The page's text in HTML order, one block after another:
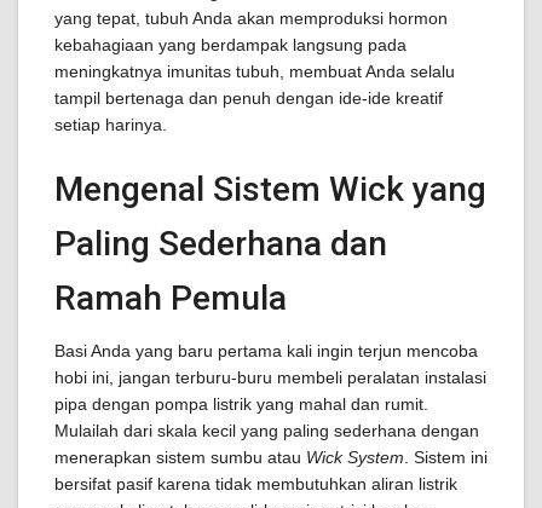
yang tepat, tubuh Anda akan memproduksi hormon
kebahagiaan yang berdampak langsung pada
meningkatnya imunitas tubuh, membuat Anda selalu
tampil bertenaga dan penuh dengan ide-ide kreatif
setiap harinya.
Mengenal Sistem Wick yang
Paling Sederhana dan
Ramah Pemula
Basi Anda yang baru pertama kali ingin terjun mencoba
hobi ini, jangan terburu-buru membeli peralatan instalasi
pipa dengan pompa listrik yang mahal dan rumit.
Mulailah dari skala kecil yang paling sederhana dengan
menerapkan sistem sumbu atau Wick System . Sistem ini
bersifat pasif karena tidak membutuhkan aliran listrik